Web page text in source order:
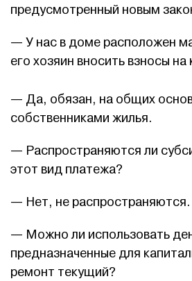
предусмотренный новым
— У нас в доме расположен
его хозяин вносить взносы
— Да, обязан, на общих
собственниками жилья.
— Распространяются ли
этот вид платежа?
— Нет, не распространяются.
— Можно ли использовать
предназначенные для
ремонт текущий?